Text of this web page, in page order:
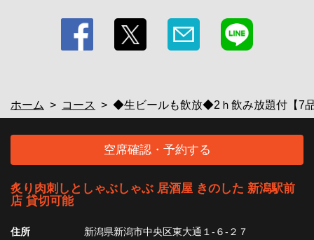
ホーム コース ◆生ビールも飲放◆2ｈ飲み放題付【7
空席確認・予約する
炙り肉刺しとしゃぶしゃぶ 居酒屋 きのした 新潟駅前
店 貸切可能
住所 新潟県新潟市中央区東大通１-６-２７